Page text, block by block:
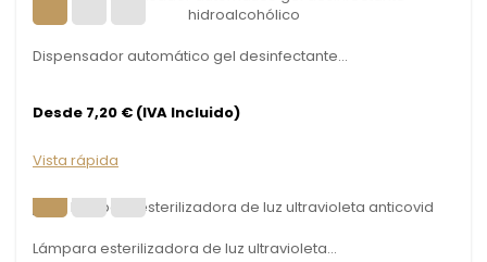
Dispensador automático gel desinfectante...
Desde 7,20 € (IVA Incluido)
Vista rápida
Lámpara esterilizadora de luz ultravioleta...